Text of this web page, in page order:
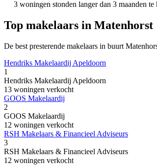
3 woningen stonden langer dan 3 maanden te
Top makelaars in Matenhorst
De best presterende makelaars in buurt
Hendriks Makelaardij Apeldoorn
1
Hendriks Makelaardij Apeldoorn
13 woningen verkocht
GOOS Makelaardij
2
GOOS Makelaardij
12 woningen verkocht
RSH Makelaars & Financieel Adviseurs
3
RSH Makelaars & Financieel Adviseurs
12 woningen verkocht